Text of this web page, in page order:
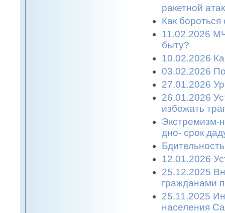
ракетной
Как
11.02.2026
быту?
10.02.2026
03.02.2026
27.01.2026
26.01.2026
избежать
Экстремизм-
дно- срок
12.01.2026
25.12.2025
гражданами
25.11.2025
населения